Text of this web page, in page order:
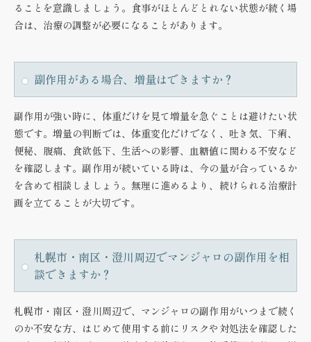
ることを意識しましょう。食事がほとんどとれない状態が続く場
合は、治療の調整が必要になることがあります。
副作用がある場合、増量はできますか？
副作用が強い時に、体重だけを見て増量を急ぐことは避けたい状
態です。増量の判断では、体重変化だけでなく、吐き気、下痢、
便秘、腹痛、食欲低下、生活への影響、血糖値に関わる不安など
を確認します。副作用が続いている時は、今の量が合っているか
を含めて相談しましょう。無理に進めるより、続けられる治療計
画を立てることが大切です。
札幌市・南区・澄川周辺でマンジャロの副作用を相
談できますか？
札幌市・南区・澄川周辺で、マンジャロの副作用がいつまで続く
のか不安な方、はじめて使用する前にリスクや対処法を確認した